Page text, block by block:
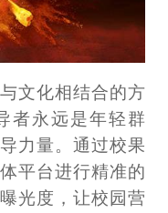
文化相结合的方
者永远是年轻群
力量。通过校果
平台进行精准的
光度，让校园营